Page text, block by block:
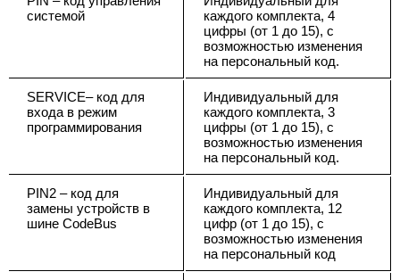
системой
каждого комплекта, 4
цифры (от 1 до 15), с
возможностью изменения
на персональный код.
SERVICE– код для
входа в режим
программирования
Индивидуальный для
каждого комплекта, 3
цифры (от 1 до 15), с
возможностью изменения
на персональный код.
PIN2 – код для
замены устройств в
шине CodeBus
Индивидуальный для
каждого комплекта, 12
цифр (от 1 до 15), с
возможностью изменения
на персональный код